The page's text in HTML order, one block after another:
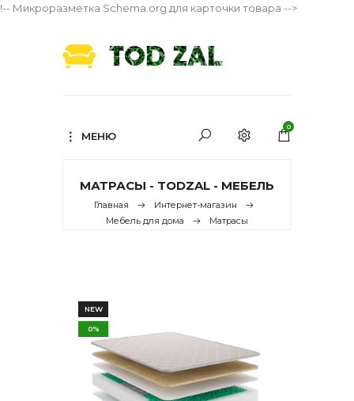
!-- Микроразметка Schema.org для карточки товара -->
МЕНЮ
0
МАТРАСЫ - TODZAL - МЕБЕЛЬ
Главная
Интернет-магазин
Мебель для дома
Матрасы
NEW
0%